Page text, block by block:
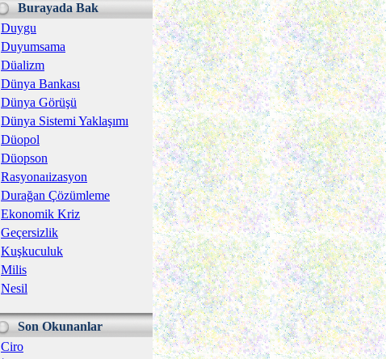
Burayada Bak
Duygu
Duyumsama
Düalizm
Dünya Bankası
Dünya Görüşü
Dünya Sistemi Yaklaşımı
Düopol
Düopson
Rasyonaıizasyon
Durağan Çözümleme
Ekonomik Kriz
Geçersizlik
Kuşkuculuk
Milis
Nesil
Son Okunanlar
Ciro